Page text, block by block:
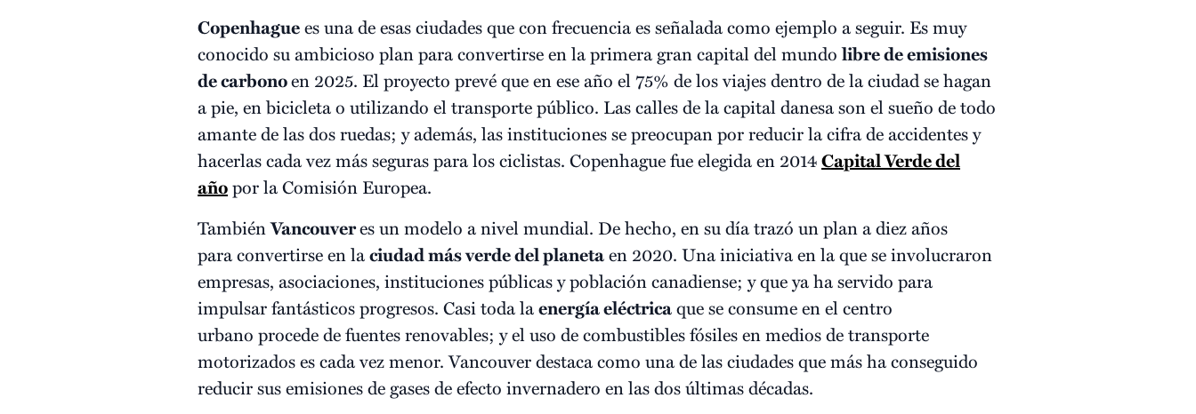
Copenhaguees una de esas ciudades que con frecuencia es señalada como ejemplo a seguir. Es muy
conocido su ambicioso plan para convertirse en la primera gran capital del mundolibre de emisiones
de carbonoen 2025. El proyecto prevé que en ese año el 75% de los viajes dentro de la ciudad se hagan
a pie, en bicicleta o utilizando el transporte público. Las calles de la capital danesa son el sueño de todo
amante de las dos ruedas; y además, las instituciones se preocupan por reducir la cifra de accidentes y
hacerlas cada vez más seguras para los ciclistas. Copenhague fue elegida en 2014Capital Verde del
añopor la Comisión Europea.
TambiénVancouveres un modelo a nivel mundial. De hecho, en su día trazó un plan a diez años
para convertirse en laciudad más verde del planetaen 2020. Una iniciativa en la que se involucraron
empresas, asociaciones, instituciones públicas y población canadiense; y que ya ha servido para
impulsar fantásticos progresos. Casi toda laenergía eléctricaque se consume en el centro
urbano procede de fuentes renovables; y el uso de combustibles fósiles en medios de transporte
motorizados es cada vez menor. Vancouver destaca como una de las ciudades que más ha conseguido
reducir sus emisiones de gases de efecto invernadero en las dos últimas décadas.